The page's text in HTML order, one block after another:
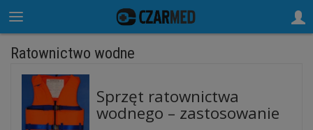
Ratownictwo wodne
Sprzęt ratownictwa
wodnego – zastosowanie